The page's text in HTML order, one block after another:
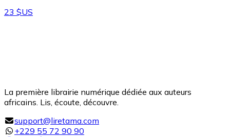
23 $US
La première librairie numérique dédiée aux auteurs
africains. Lis, écoute, découvre.
support@liretama.com
+229 55 72 90 90